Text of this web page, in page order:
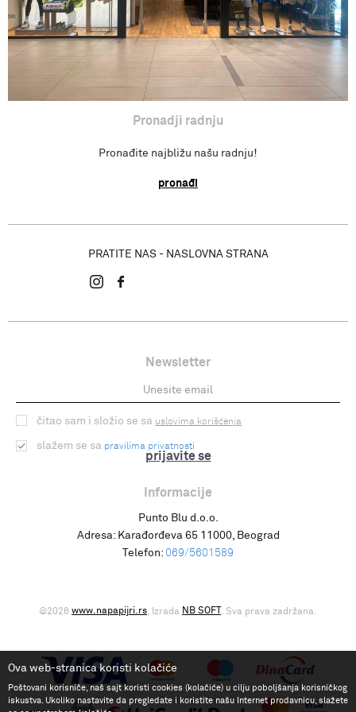
Pronadji radnju
Pronađite najbližu našu radnju!
pronađi
PRATITE NAS - NASLOVNA STRANA
Newsletter
prijavite se
čitao sam i složio se sa uslovima korišćenja
slažem se sa pravilima privatnosti
Informacije
Punto Blu d.o.o.
Adresa: Karađorđeva 65 11000, Beograd
Telefon: 069/5601589
©2026 www.napapijri.rs , Izrada NB SOFT . Sva prava zadržana.
Ova web-stranica koristi kolačiće
Poštovani korisniče, naš sajt koristi cookies (kolačiće) u cilju poboljšanja korisničkog
iskustva. Ukoliko nastavite da pregledate i koristite našu Internet prodavnicu, slažete